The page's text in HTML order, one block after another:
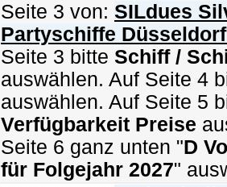
Seite 3 von: SILdues
Partyschiffe
Seite 3 bitte Schiff /
auswählen. Auf Seite 4
auswählen. Auf Seite 5
Verfügbarkeit Preise
Seite 6 ganz unten "D
für Folgejahr 2027"